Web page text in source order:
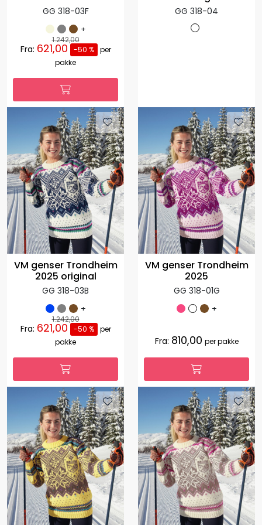
GG 318-03F
+
1.242,00
Fra: 621,00 -50 %
per
pakke
GG 318-04
VM genser Trondheim
2025 original
GG 318-03B
+
1.242,00
Fra: 621,00 -50 %
per
pakke
VM genser Trondheim
2025
GG 318-01G
+
Fra: 810,00 per pakke